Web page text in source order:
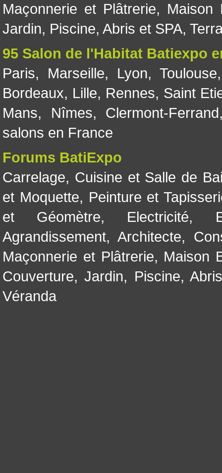
Maçonnerie et Plâtrerie, Maison
Jardin, Piscine, Abris et SPA,
95 Salon de l'Habitat Batiexpo
Paris, Marseille, Lyon, Toulouse
Bordeaux, Lille, Rennes, Saint
Mans, Nîmes, Clermont-Ferrand
salons en France
Forums BatiExpo
Carrelage, Cuisine et Salle de
et Moquette, Peinture et
et Géomètre, Electricité,
Agrandissement, Architecte,
Maçonnerie et Plâtrerie, Maison
Couverture,Jardin, Piscine,
Véranda